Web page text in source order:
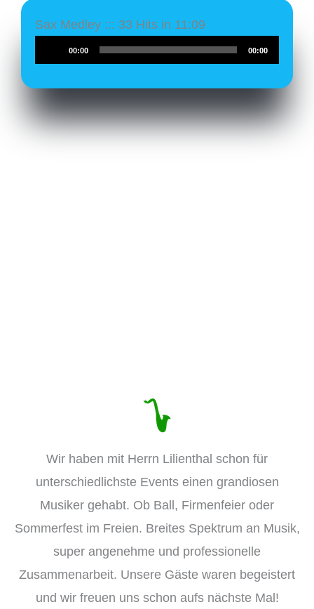
Sax Medley ::: 33 Hits in 11:09
Audio-00:00 00:00
Wir haben mit Herrn Lilienthal schon für
unterschiedlichste Events einen grandiosen
Musiker gehabt. Ob Ball, Firmenfeier oder
Sommerfest im Freien. Breites Spektrum an Musik,
super angenehme und professionelle
Zusammenarbeit. Unsere Gäste waren begeistert
und wir freuen uns schon aufs nächste Mal!